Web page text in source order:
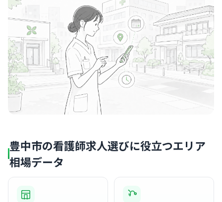
豊中市の看護師求人選びに役立つエリア
相場データ